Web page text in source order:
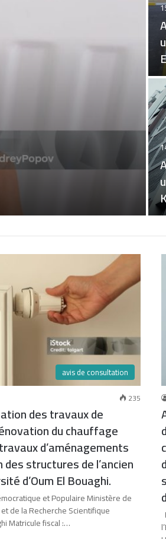
avis de consultation
235
des travaux de
du chauffage
d’aménagements
structures de l’ancien
d’Oum El Bouaghi.
et Populaire Ministère de
de la Recherche Scientifique
Matricule fiscal :…